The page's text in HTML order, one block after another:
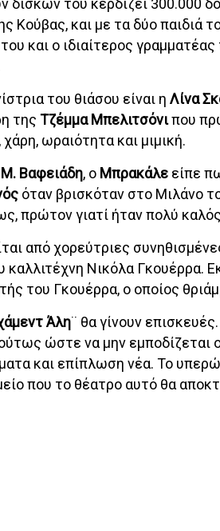
του κερδίζει 300.000
Κούβας, και με τα δύο παιδιά
και ο ιδιαίτερος
του θιάσου είναι η Λίνα
της Τζέμμα Μπελιτσόνιπου
ωραιότητα και μιμική.
Μ. Βαφειάδη, ο Μπρακάλε είπε
όταν βρισκόταν στο Μιλάνο
πρώτον γιατί ήταν πολύ
από χορεύτριες
καλλιτέχνη Νικόλα Γκουέρρα.
του Γκουέρρα, ο οποίος
Άλη¨ θα γίνουν
ώστε να μην εμποδίζεται
και επίπλωση νέα. Το
που το θέατρο αυτό θα